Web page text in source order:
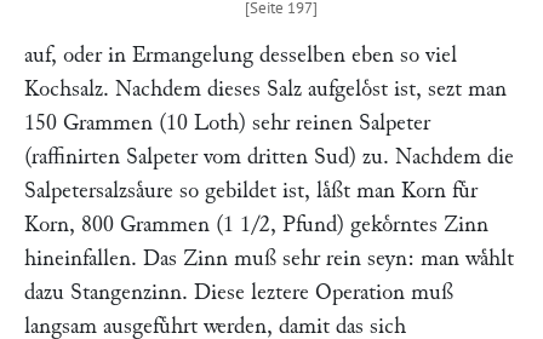
auf, oder in Ermangelung desselben eben so viel
Kochsalz. Nachdem dieses Salz aufgeloͤst ist, sezt man
150 Grammen (10 Loth) sehr reinen Salpeter
(raffinirten Salpeter vom dritten Sud) zu. Nachdem die
Salpetersalzsaͤure so gebildet ist, laͤßt man Korn fuͤr
Korn, 800 Grammen (1 1/2, Pfund) gekoͤrntes Zinn
hineinfallen. Das Zinn muß sehr rein seyn: man waͤhlt
dazu Stangenzinn. Diese leztere Operation muß
langsam ausgefuͤhrt werden, damit das sich